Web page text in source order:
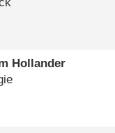
Hollander